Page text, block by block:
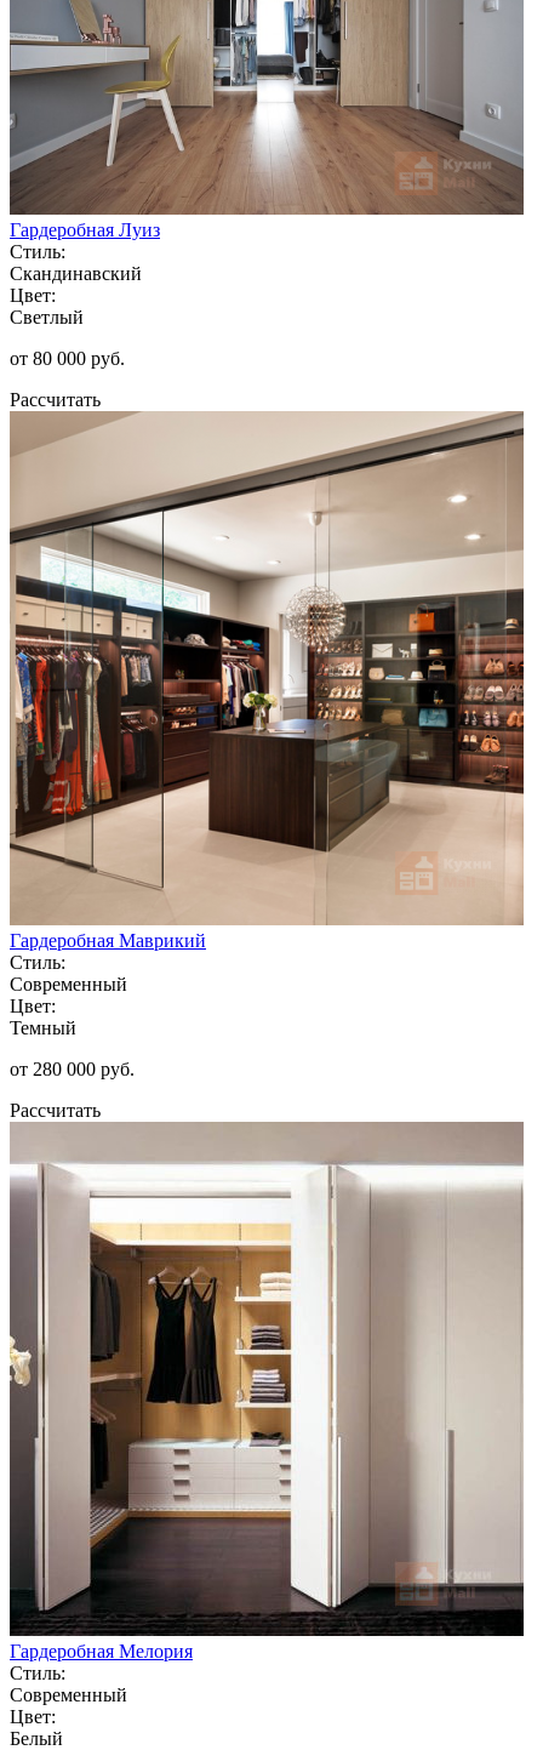
Гардеробная Луиз
Стиль:
Скандинавский
Цвет:
Светлый
от 80 000 руб.
Рассчитать
Гардеробная Маврикий
Стиль:
Современный
Цвет:
Темный
от 280 000 руб.
Рассчитать
Гардеробная Мелория
Стиль:
Современный
Цвет:
Белый